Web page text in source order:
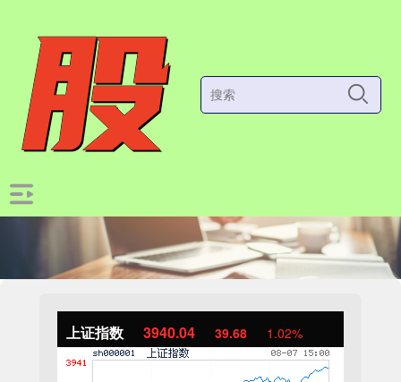
上证指数 3940.04 39.68 1.02%